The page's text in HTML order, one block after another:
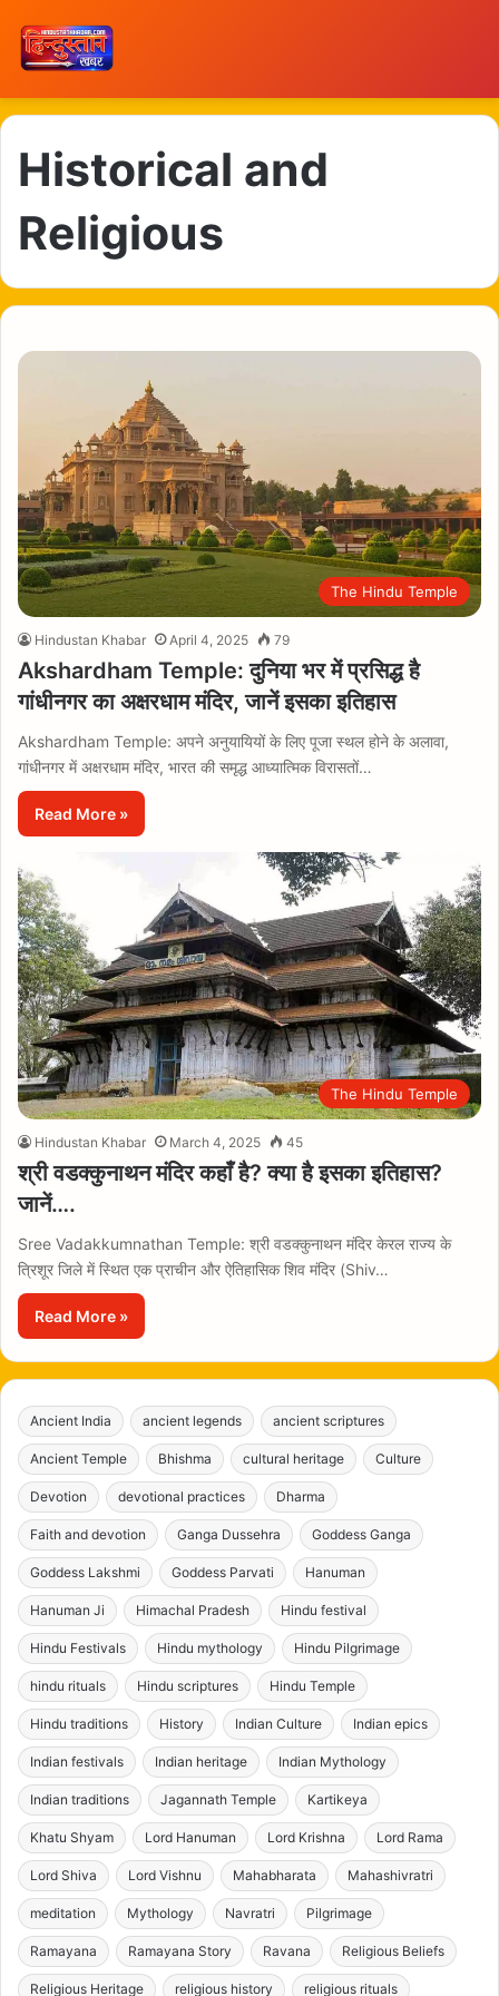
Historical and
Religious
The Hindu Temple
Hindustan Khabar April 4, 2025 79
Akshardham Temple: दुनिया भर में प्रसिद्ध है
गांधीनगर का अक्षरधाम मंदिर, जानें इसका इतिहास
Akshardham Temple: अपने अनुयायियों के लिए पूजा स्थल होने के अलावा,
गांधीनगर में अक्षरधाम मंदिर, भारत की समृद्ध आध्यात्मिक विरासतों…
Read More »
The Hindu Temple
Hindustan Khabar March 4, 2025 45
श्री वडक्कुनाथन मंदिर कहाँ है? क्या है इसका इतिहास?
जानें….
Sree Vadakkumnathan Temple: श्री वडक्कुनाथन मंदिर केरल राज्य के
त्रिशूर जिले में स्थित एक प्राचीन और ऐतिहासिक शिव मंदिर (Shiv…
Read More »
Ancient India ancient legends ancient scriptures
Ancient Temple Bhishma cultural heritage Culture
Devotion devotional practices Dharma
Faith and devotion Ganga Dussehra Goddess Ganga
Goddess Lakshmi Goddess Parvati Hanuman
Hanuman Ji Himachal Pradesh Hindu festival
Hindu Festivals Hindu mythology Hindu Pilgrimage
hindu rituals Hindu scriptures Hindu Temple
Hindu traditions History Indian Culture Indian epics
Indian festivals Indian heritage Indian Mythology
Indian traditions Jagannath Temple Kartikeya
Khatu Shyam Lord Hanuman Lord Krishna Lord Rama
Lord Shiva Lord Vishnu Mahabharata Mahashivratri
meditation Mythology Navratri Pilgrimage
Ramayana Ramayana Story Ravana Religious Beliefs
Religious Heritage religious history religious rituals